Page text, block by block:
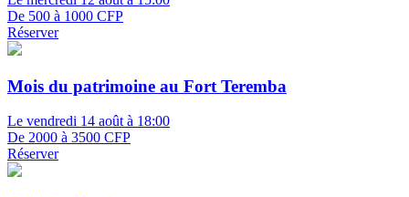
De 500 à 1000 CFP
Réserver
Mois du patrimoine au Fort Teremba
Le vendredi 14 août à 18:00
De 2000 à 3500 CFP
Réserver